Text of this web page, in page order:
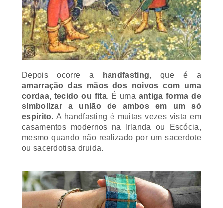
amarração das mãos dos noivos com uma
cordaa, tecido ou fita. É umaantiga forma de
simbolizar a união de ambos em um só
espírito. A handfastingé muitas vezes vista em
casamentos modernos na Irlanda ou Escócia,
mesmo quando não realizado por um sacerdote
ou sacerdotisa druida.